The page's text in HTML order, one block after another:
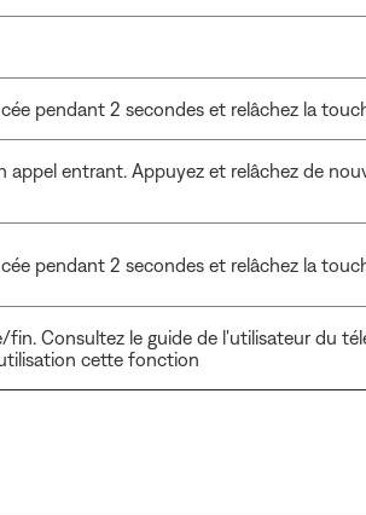
pendant 2 secondes et relâchez la
appel entrant. Appuyez et relâchez de
pendant 2 secondes et relâchez la
Consultez le guide de l'utilisateur du
cette fonction